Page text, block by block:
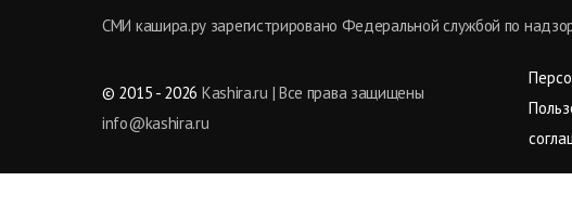
СМИ кашира.ру зарегистрировано Федеральной службой по
© 2015 - 2026 Kashira.ru | Все права защищены
info@kashira.ru